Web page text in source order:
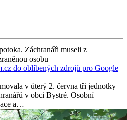
Záchranáři museli z
osobu
do oblíbených zdrojů pro Google
v úterý 2. června tři jednotky
v obci Bystré. Osobní
a…